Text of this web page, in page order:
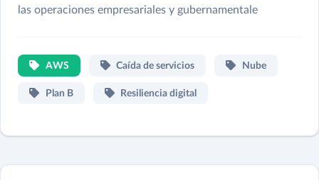
las operaciones empresariales y gubernamentale
AWS Caída de servicios Nube
Plan B Resiliencia digital